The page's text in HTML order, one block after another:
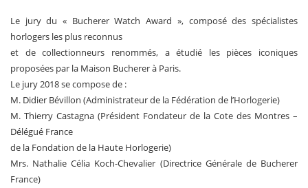
Le jury du « Bucherer Watch Award », composé des spécialistes
horlogers les plus reconnus
et de collectionneurs renommés, a étudié les pièces iconiques
proposées par la Maison Bucherer à Paris.
Le jury 2018 se compose de :
M. Didier Bévillon (Administrateur de la Fédération de l’Horlogerie)
M. Thierry Castagna (Président Fondateur de la Cote des Montres –
Délégué France
de la Fondation de la Haute Horlogerie)
Mrs. Nathalie Célia Koch-Chevalier (Directrice Générale de Bucherer
France)